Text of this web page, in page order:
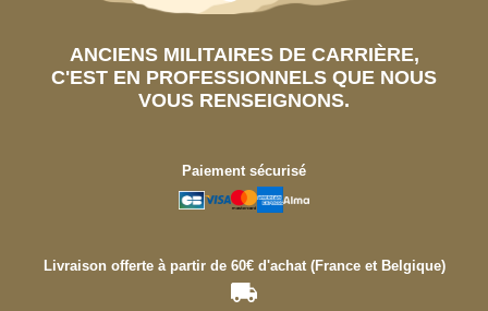
ANCIENS MILITAIRES DE CARRIÈRE,
C'EST EN PROFESSIONNELS QUE NOUS
VOUS RENSEIGNONS.
Paiement sécurisé
Livraison offerte à partir de 60€ d'achat (France et Belgique)